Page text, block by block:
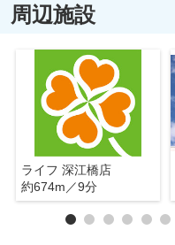
周辺施設
ライフ 深江橋店
約674m／9分